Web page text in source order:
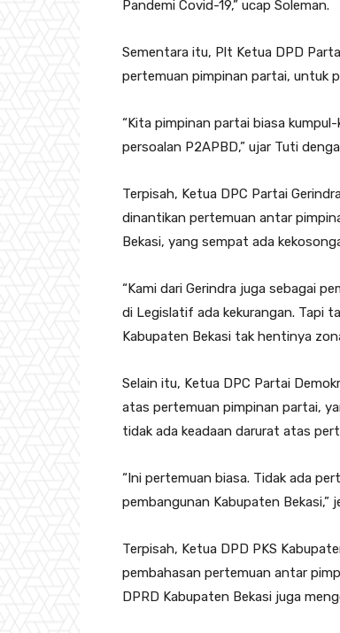
Pandemi Covid-19,” ucap Soleman.
Sementara itu, Plt Ketua DPD
pertemuan pimpinan partai, untuk
“Kita pimpinan partai biasa
persoalan P2APBD,” ujar Tuti
Terpisah, Ketua DPC Partai
dinantikan pertemuan antar
Bekasi, yang sempat ada
“Kami dari Gerindra juga sebagai
di Legislatif ada kekurangan. Tapi
Kabupaten Bekasi tak hentinya
Selain itu, Ketua DPC Partai
atas pertemuan pimpinan partai,
tidak ada keadaan darurat atas
“Ini pertemuan biasa. Tidak ada
pembangunan Kabupaten Bekasi,”
Terpisah, Ketua DPD PKS
pembahasan pertemuan antar
DPRD Kabupaten Bekasi juga